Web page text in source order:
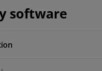
software